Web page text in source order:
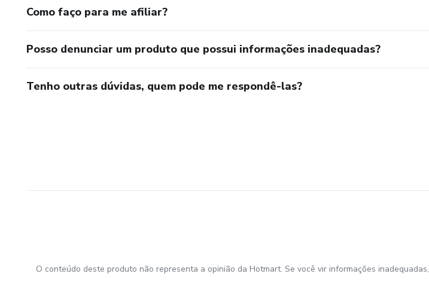
Como faço para me afiliar?
Posso denunciar um produto que possui informações inadequadas?
Tenho outras dúvidas, quem pode me respondê-las?
O conteúdo deste produto não representa a opinião da Hotmart. Se você vir informações inadequadas,